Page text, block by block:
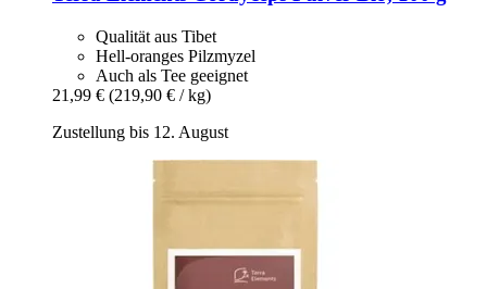
Qualität aus Tibet
Hell-oranges Pilzmyzel
Auch als Tee geeignet
21,99 € (219,90 € / kg)
Zustellung bis 12. August